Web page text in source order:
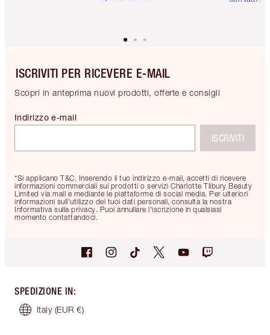
ISCRIVITI PER RICEVERE E-MAIL
Scopri in anteprima nuovi prodotti, offerte e consigli
*Si applicano T&C. Inserendo il tuo indirizzo e-mail, accetti di ricevere
informazioni commerciali sui prodotti o servizi Charlotte Tilbury Beauty
Limited via mail e mediante le piattaforme di social media. Per ulteriori
informazioni sull'utilizzo dei tuoi dati personali, consulta la nostra
Informativa sulla privacy. Puoi annullare l'iscrizione in qualsiasi
momento contattandoci.
Indirizzo e-mail
ISCRIVITI
SPEDIZIONE IN:
Italy (EUR €)